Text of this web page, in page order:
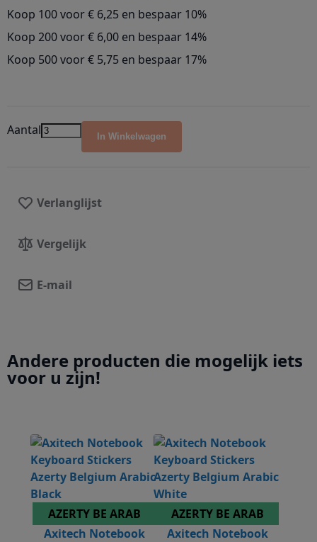
Koop 100 voor€ 6,25 en bespaar 10%
Koop 200 voor€ 6,00 en bespaar 14%
Koop 500 voor€ 5,75 en bespaar 17%
Aantal In Winkelwagen
Verlanglijst
Vergelijk
E-mail
Andere producten die mogelijk iets
voor u zijn!
AZERTY BE ARAB
Axitech Notebook
AZERTY BE ARAB
Axitech Notebook